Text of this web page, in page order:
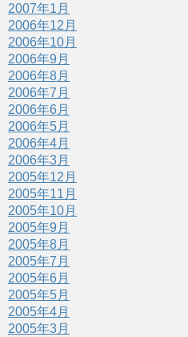
2007年1月
2006年12月
2006年10月
2006年9月
2006年8月
2006年7月
2006年6月
2006年5月
2006年4月
2006年3月
2005年12月
2005年11月
2005年10月
2005年9月
2005年8月
2005年7月
2005年6月
2005年5月
2005年4月
2005年3月